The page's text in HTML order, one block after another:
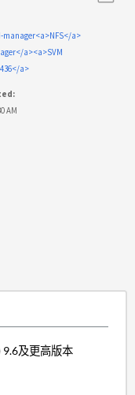
a>
a><a>SVM
a>
AM
及更高版本